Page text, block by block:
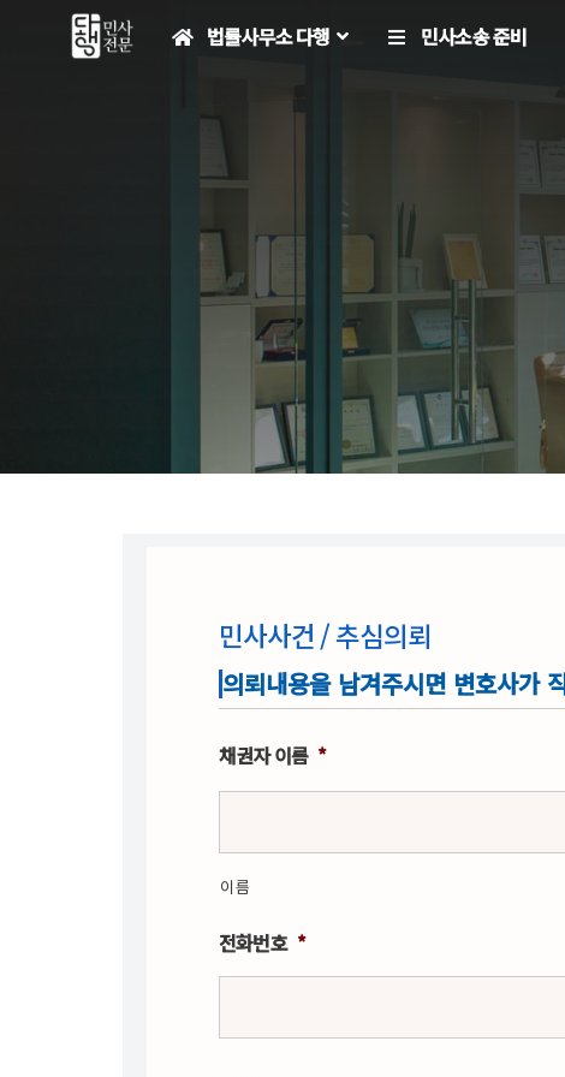
법률사무소 다행 민사소송 준비
민사사건 / 추심의뢰
의뢰내용을 남겨주시면 변호사가
채권자 이름 *
이름
전화번호 *